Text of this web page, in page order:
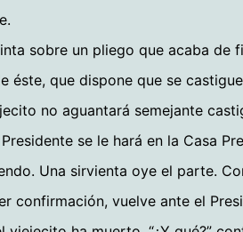
sobre un pliego que acaba de
éste, que dispone que se
no aguantará semejante
se le hará en la Casa
Una sirvienta oye el parte.
confirmación, vuelve ante el